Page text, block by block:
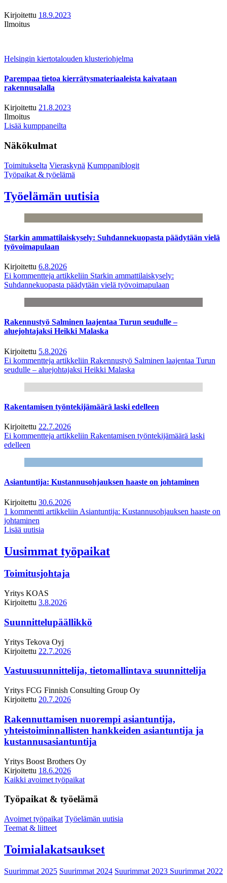
Kirjoitettu 18.9.2023
Ilmoitus
Helsingin kiertotalouden klusteriohjelma
Parempaa tietoa kierrätysmateriaaleista kaivataan
rakennusalalla
Kirjoitettu 21.8.2023
Ilmoitus
Lisää kumppaneilta
Näkökulmat
Toimitukselta Vieraskynä Kumppaniblogit
Työpaikat & työelämä
Työelämän uutisia
Starkin ammattilaiskysely: Suhdannekuopasta päädytään vielä
työvoimapulaan
Kirjoitettu 6.8.2026
Ei kommentteja artikkeliin Starkin ammattilaiskysely:
Suhdannekuopasta päädytään vielä työvoimapulaan
Rakennustyö Salminen laajentaa Turun seudulle –
aluejohtajaksi Heikki Malaska
Kirjoitettu 5.8.2026
Ei kommentteja artikkeliin Rakennustyö Salminen laajentaa Turun
seudulle – aluejohtajaksi Heikki Malaska
Rakentamisen työntekijämäärä laski edelleen
Kirjoitettu 22.7.2026
Ei kommentteja artikkeliin Rakentamisen työntekijämäärä laski
edelleen
Asiantuntija: Kustannusohjauksen haaste on johtaminen
Kirjoitettu 30.6.2026
1 kommentti artikkeliin Asiantuntija: Kustannusohjauksen haaste on
johtaminen
Lisää uutisia
Uusimmat työpaikat
Toimitusjohtaja
Yritys KOAS
Kirjoitettu 3.8.2026
Suunnittelupäällikkö
Yritys Tekova Oyj
Kirjoitettu 22.7.2026
Vastuusuunnittelija, tietomallintava suunnittelija
Yritys FCG Finnish Consulting Group Oy
Kirjoitettu 20.7.2026
Rakennuttamisen nuorempi asiantuntija,
yhteistoiminnallisten hankkeiden asiantuntija ja
kustannusasiantuntija
Yritys Boost Brothers Oy
Kirjoitettu 18.6.2026
Kaikki avoimet työpaikat
Työpaikat & työelämä
Avoimet työpaikat Työelämän uutisia
Teemat & liitteet
Toimialakatsaukset
Suurimmat 2025 Suurimmat 2024 Suurimmat 2023 Suurimmat 2022